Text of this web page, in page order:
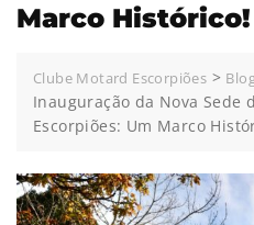
Marco Histórico!
Clube Motard Escorpiões >
Inauguração da Nova Sede
Escorpiões: Um Marco